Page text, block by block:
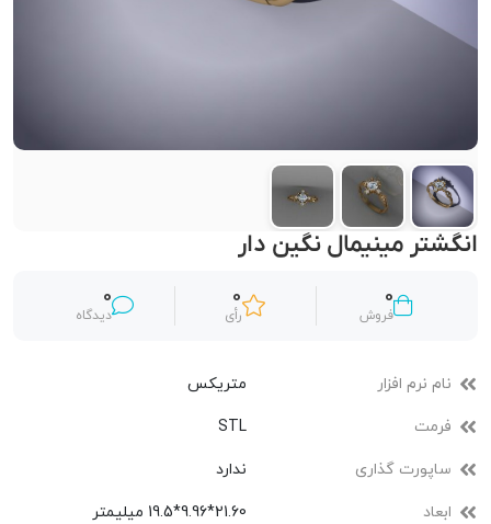
انگشتر مینیمال نگین دار
0
فروش
0
رأی
0
دیدگاه
نام نرم افزار متریکس
فرمت STL
ساپورت گذاری ندارد
ابعاد 21.60*9.96*19.5 میلیمتر